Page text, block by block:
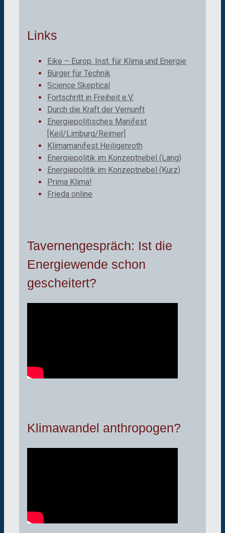
Links
Eike – Europ. Inst. für Klima und Energie
Bürger für Technik
Science Skeptical
Fortschritt in Freiheit e.V.
Durch die Kraft der Vernunft
Energiepolitisches Manifest
[Keil/Limburg/Reimer]
Klimamanifest Heiligenroth
Energiepolitik im Konzeptnebel (Lang)
Energiepolitik im Konzeptnebel (Kurz)
Prima Klima!
Frieda online
Tavernengespräch: Ist die
Energiewende schon
gescheitert?
Klimawandel anthropogen?